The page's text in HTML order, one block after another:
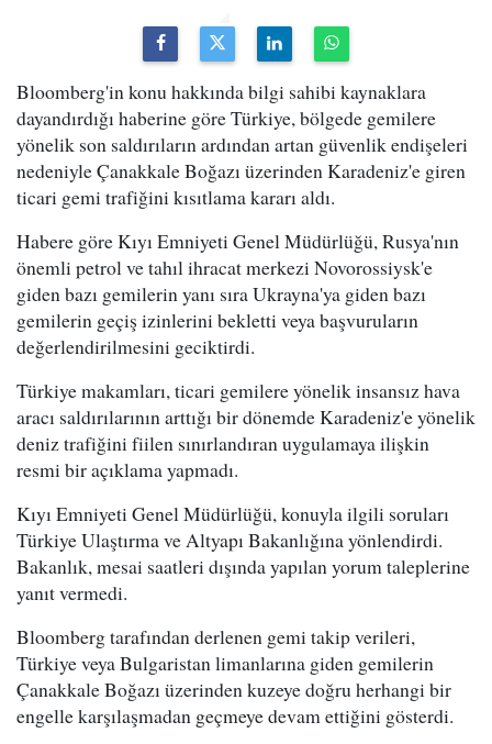
Bloomberg'in konu hakkında bilgi sahibi kaynaklara
dayandırdığı haberine göre Türkiye, bölgede gemilere
yönelik son saldırıların ardından artan güvenlik endişeleri
nedeniyle Çanakkale Boğazı üzerinden Karadeniz'e giren
ticari gemi trafiğini kısıtlama kararı aldı.
Habere göre Kıyı Emniyeti Genel Müdürlüğü, Rusya'nın
önemli petrol ve tahıl ihracat merkezi Novorossiysk'e
giden bazı gemilerin yanı sıra Ukrayna'ya giden bazı
gemilerin geçiş izinlerini bekletti veya başvuruların
değerlendirilmesini geciktirdi.
Türkiye makamları, ticari gemilere yönelik insansız hava
aracı saldırılarının arttığı bir dönemde Karadeniz'e yönelik
deniz trafiğini fiilen sınırlandıran uygulamaya ilişkin
resmi bir açıklama yapmadı.
Kıyı Emniyeti Genel Müdürlüğü, konuyla ilgili soruları
Türkiye Ulaştırma ve Altyapı Bakanlığına yönlendirdi.
Bakanlık, mesai saatleri dışında yapılan yorum taleplerine
yanıt vermedi.
Bloomberg tarafından derlenen gemi takip verileri,
Türkiye veya Bulgaristan limanlarına giden gemilerin
Çanakkale Boğazı üzerinden kuzeye doğru herhangi bir
engelle karşılaşmadan geçmeye devam ettiğini gösterdi.